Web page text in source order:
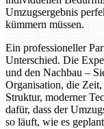
Umzugsergebnis
kümmern müssen.
Ein professioneller
Unterschied. Die
und den Nachbau –
Organisation, die
Struktur, moderner
dafür, dass der
so läuft, wie es